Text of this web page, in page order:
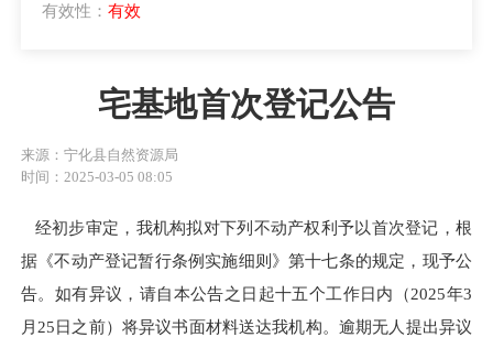
有效性： 有效
宅基地首次登记公告
来源：宁化县自然资源局
时间：2025-03-05 08:05
经初步审定，我机构拟对下列不动产权利予以首次登记，根
据《不动产登记暂行条例实施细则》第十七条的规定，现予公
告。如有异议，请自本公告之日起十五个工作日内（2025年3
月 25日之前）将异议书面材料送达我机构。逾期无人提出异议